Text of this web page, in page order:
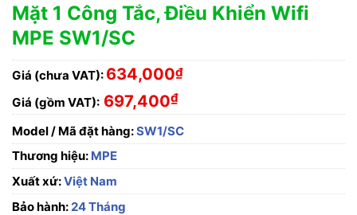
Mặt 1 Công Tắc, Điều Khiển Wifi
MPE SW1/SC
Giá (chưa VAT): 634,000₫
Giá (gồm VAT): 697,400₫
Model / Mã đặt hàng:SW1/SC
Thương hiệu: MPE
Xuất xứ:Việt Nam
Bảo hành: 24 Tháng